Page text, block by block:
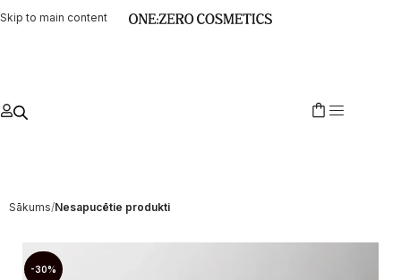
Skip to main content
Sākums Nesapucētie produkti
-30%